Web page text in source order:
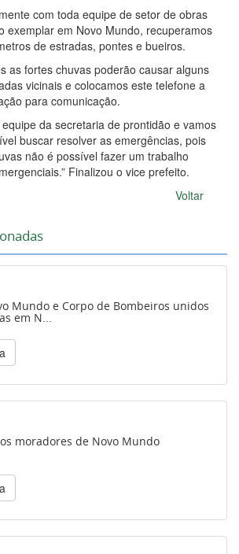
com toda equipe de setor de obras
exemplar em Novo Mundo, recuperamos
de estradas, pontes e bueiros.
as fortes chuvas poderão causar alguns
vicinais e colocamos este telefone a
para comunicação.
da secretaria de prontidão e vamos
buscar resolver as emergências, pois
não é possível fazer um trabalho
Finalizou o vice prefeito.
Voltar
Mundo e Corpo de Bombeiros unidos
em N...
moradores de Novo Mundo